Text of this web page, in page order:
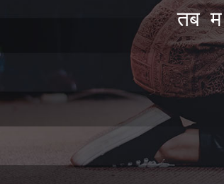
तब म